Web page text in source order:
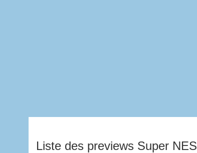
Liste des previews Super NES